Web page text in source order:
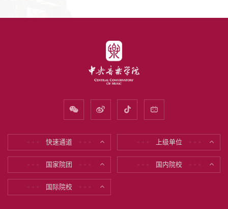
快速通道 上级单位
国家院团 国内院校
国际院校